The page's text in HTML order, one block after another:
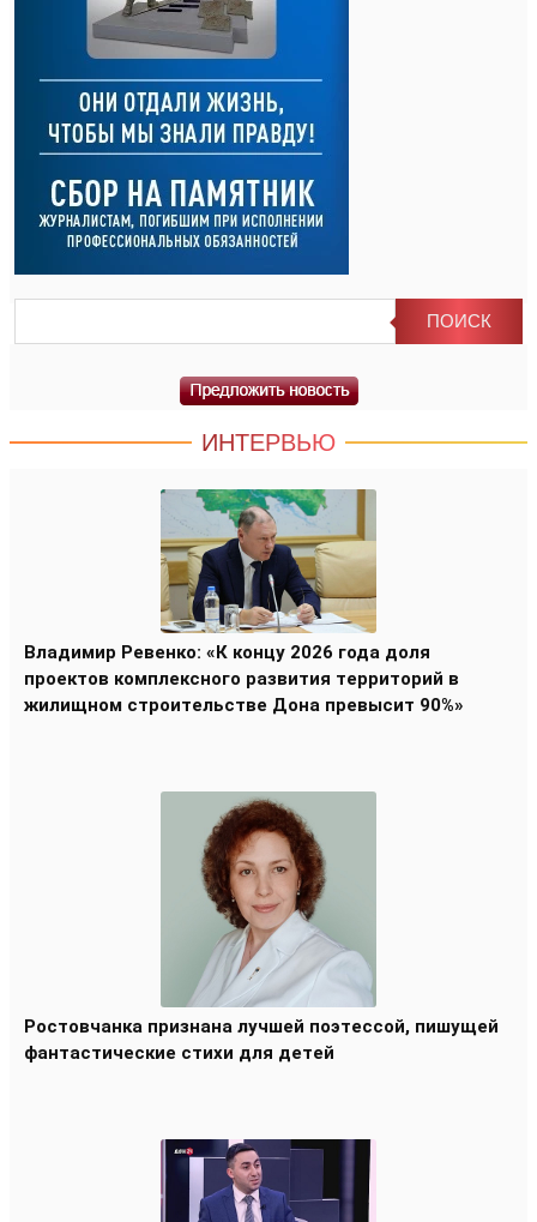
ИНТЕРВЬЮ
Владимир Ревенко: «К концу 2026 года доля
проектов комплексного развития территорий в
жилищном строительстве Дона превысит 90%»
Ростовчанка признана лучшей поэтессой, пишущей
фантастические стихи для детей